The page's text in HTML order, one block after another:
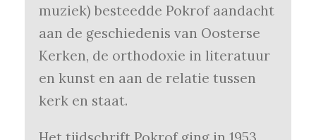
muziek) besteedde Pokrof aandacht
aan de geschiedenis van Oosterse
Kerken, de orthodoxie in literatuur
en kunst en aan de relatie tussen
kerk en staat.